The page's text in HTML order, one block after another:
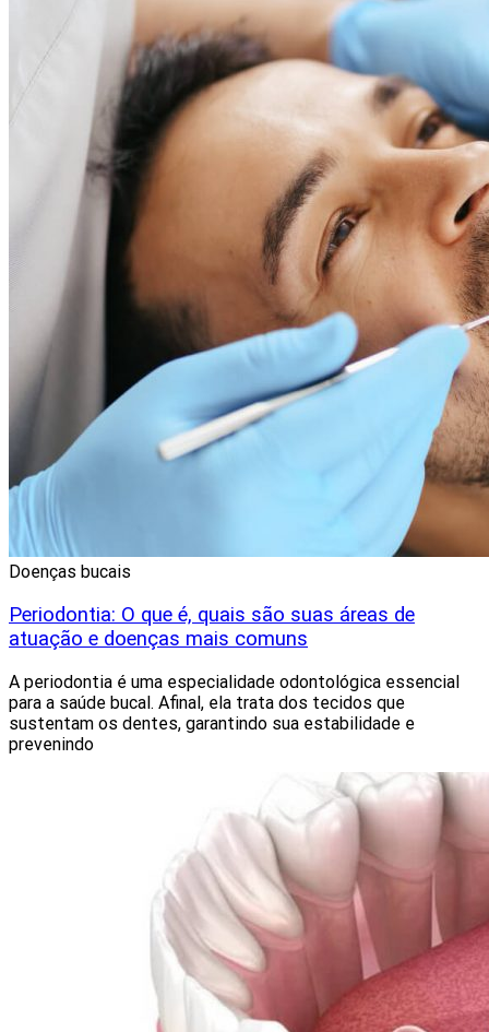
Doenças bucais
Periodontia: O que é, quais são suas áreas de
atuação e doenças mais comuns
A periodontia é uma especialidade odontológica essencial
para a saúde bucal. Afinal, ela trata dos tecidos que
sustentam os dentes, garantindo sua estabilidade e
prevenindo